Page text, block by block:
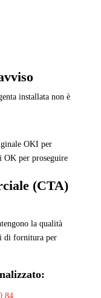
installata non è
OKI per
OK per proseguire
(CTA)
la qualità
di fornitura per
84